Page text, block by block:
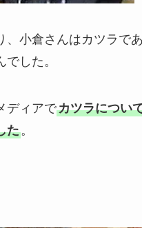
、小倉さんはカツラで
した。
ディアでカツラについ
た。